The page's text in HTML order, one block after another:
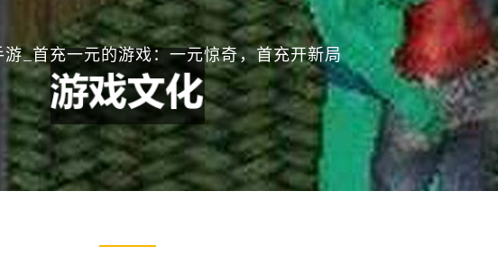
游_首充一元的游戏：一元惊奇，首充开新局